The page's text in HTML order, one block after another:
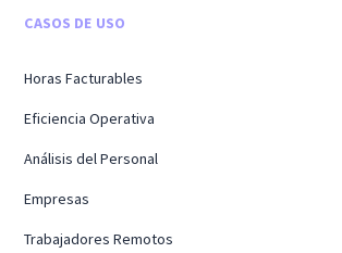
CASOS DE USO
Horas Facturables
Eficiencia Operativa
Análisis del Personal
Empresas
Trabajadores Remotos